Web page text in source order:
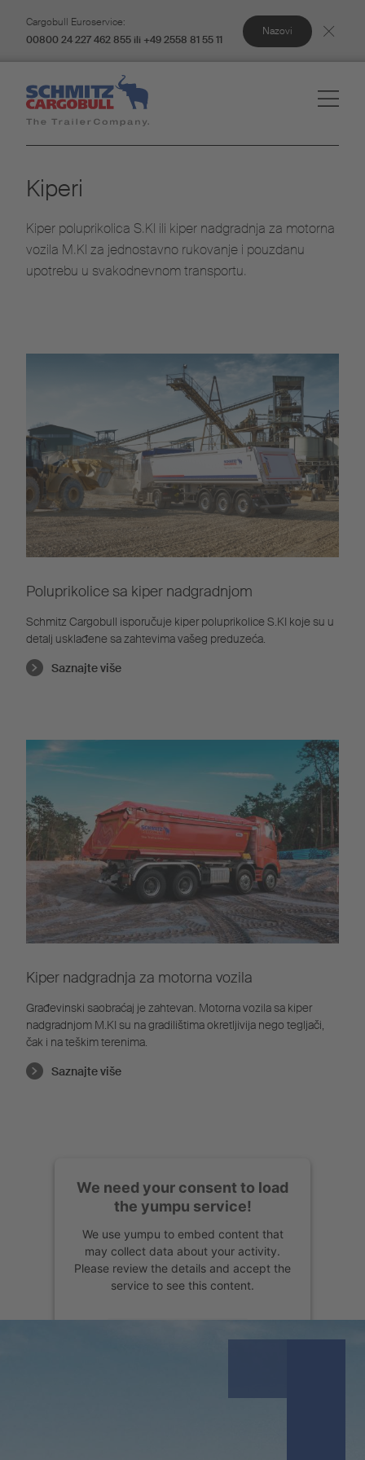
Cargobull Euroservice:
00800 24 227 462 855 ili +49 2558 81 55 11
Nazovi
Kiperi
Kiper poluprikolica S.KI ili kiper nadgradnja za motorna
vozila M.KI za jednostavno rukovanje i pouzdanu
upotrebu u svakodnevnom transportu.
Poluprikolice sa kiper nadgradnjom
Schmitz Cargobull isporučuje kiper poluprikolice S.KI koje su u
detalj usklađene sa zahtevima vašeg preduzeća.
Saznajte više
Kiper nadgradnja za motorna vozila
Građevinski saobraćaj je zahtevan. Motorna vozila sa kiper
nadgradnjom M.KI su na gradilištima okretljivija nego tegljači,
čak i na teškim terenima.
Saznajte više
We need your consent to load
the yumpu service!
We use yumpu to embed content that
may collect data about your activity.
Please review the details and accept the
service to see this content.